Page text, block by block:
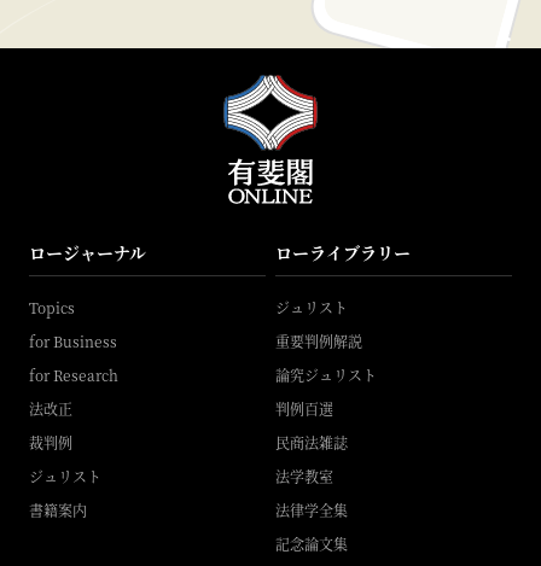
ロージャーナル
Topics
for Business
for Research
法改正
裁判例
ジュリスト
書籍案内
ローライブラリー
ジュリスト
重要判例解説
論究ジュリスト
判例百選
民商法雑誌
法学教室
法律学全集
記念論文集